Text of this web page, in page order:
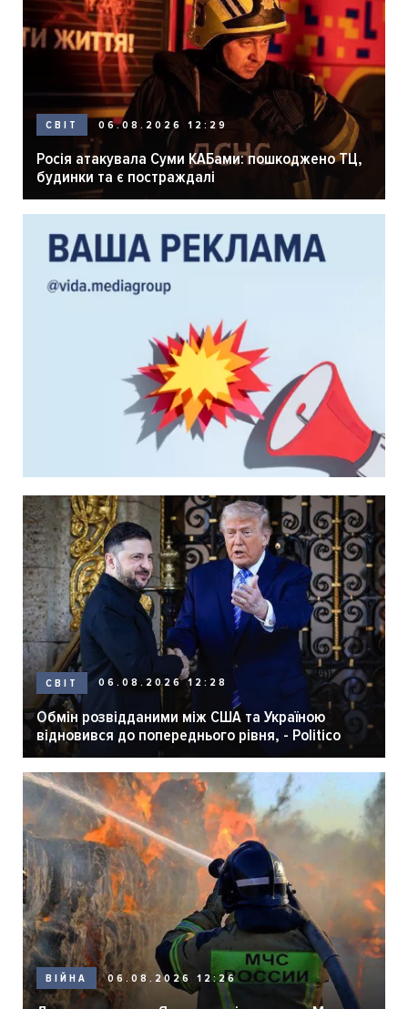
СВІТ 06.08.2026 12:29
Росія атакувала Суми КАБами: пошкоджено ТЦ,
будинки та є постраждалі
СВІТ 06.08.2026 12:28
Обмін розвідданими між США та Україною
відновився до попереднього рівня, - Politico
ВІЙНА 06.08.2026 12:26